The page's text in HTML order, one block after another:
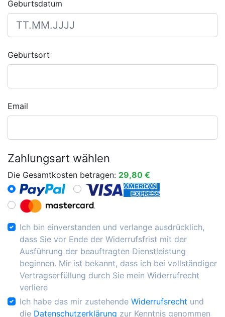
Geburtsdatum
Geburtsort
Email
Zahlungsart wählen
Die Gesamtkosten betragen: 29,80 €
Ich bin einverstanden und verlange ausdrücklich,
dass Sie vor Ende der Widerrufsfrist mit der
Ausführung der beauftragten Dienstleistung
beginnen. Mir ist bekannt, dass ich bei vollständiger
Vertragserfüllung durch Sie mein Widerrufrecht
verliere
Ich habe das mir zustehende Widerrufsrecht und
die Datenschutzerklärung zur Kenntnis genommen